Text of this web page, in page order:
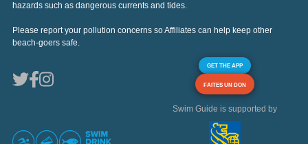
hazards such as dangerous currents and tides.
Please report your pollution concerns so Affiliates can help keep other
beach-goers safe.
GET THE APP
FAITES UN DON
Swim Guide is supported by